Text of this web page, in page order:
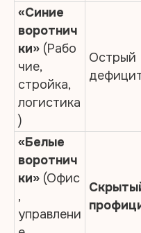
«Синие
воротнич
ки» (Рабо
чие,
стройка,
логистика
)
Острый
«Белые
воротнич
ки» (Офис
,
управлени